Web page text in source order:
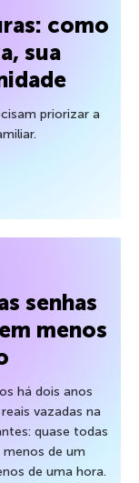
como
sua
priorizar a
senhas
menos
há dois anos
vazadas na
quase todas
menos de um
de uma hora.